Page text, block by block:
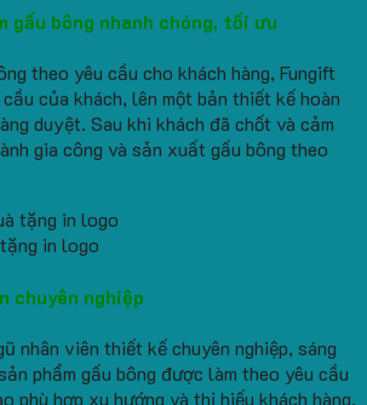
gấu bông nhanh chóng, tối ưu
theo yêu cầu cho khách hàng, Fungift
của khách, lên một bản thiết kế hoàn
duyệt. Sau khi khách đã chốt và cảm
gia công và sản xuất gấu bông theo
in logo
chuyên nghiệp
nhân viên thiết kế chuyên nghiệp, sáng
phẩm gấu bông được làm theo yêu cầu
phù hợp xu hướng và thị hiếu khách hàng.